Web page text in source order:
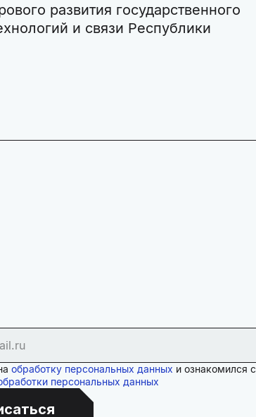
развития государственного
и связи Республики
обработку персональных данных и ознакомился с
персональных данных